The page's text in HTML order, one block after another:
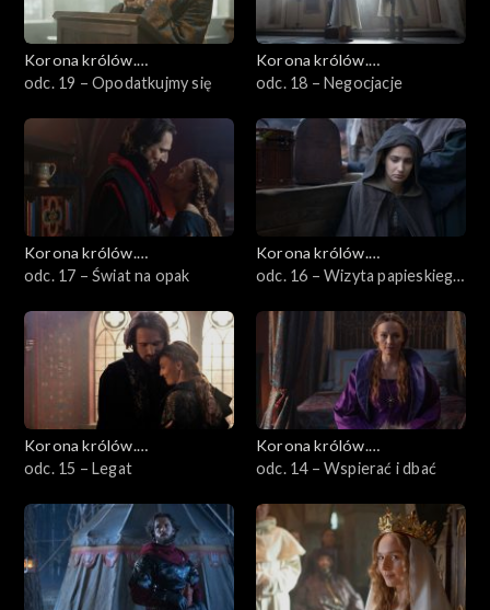
Korona królów.
Jagiellonowie
odc. 19 – Opodatkujmy się
Korona królów.
Jagiellonowie
odc. 18 – Negocjacje
Korona królów.
Jagiellonowie
odc. 17 – Świat na opak
Korona królów.
Jagiellonowie
odc. 16 – Wizyta papieskiego
Korona królów.
Jagiellonowie
odc. 15 – Legat
Korona królów.
Jagiellonowie
odc. 14 – Wspierać i dbać